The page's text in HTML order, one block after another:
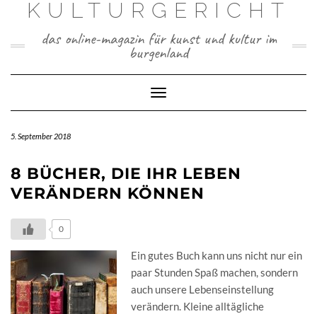
KULTURGERICHT
das online-magazin für kunst und kultur im
burgenland
Toggle
Navigation
5. September 2018
8 BÜCHER, DIE IHR LEBEN
VERÄNDERN KÖNNEN
0
Ein gutes Buch kann uns nicht nur ein
paar Stunden Spaß machen, sondern
auch unsere Lebenseinstellung
verändern. Kleine alltägliche